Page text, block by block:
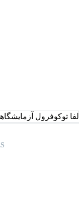
آلفا توکوفرول